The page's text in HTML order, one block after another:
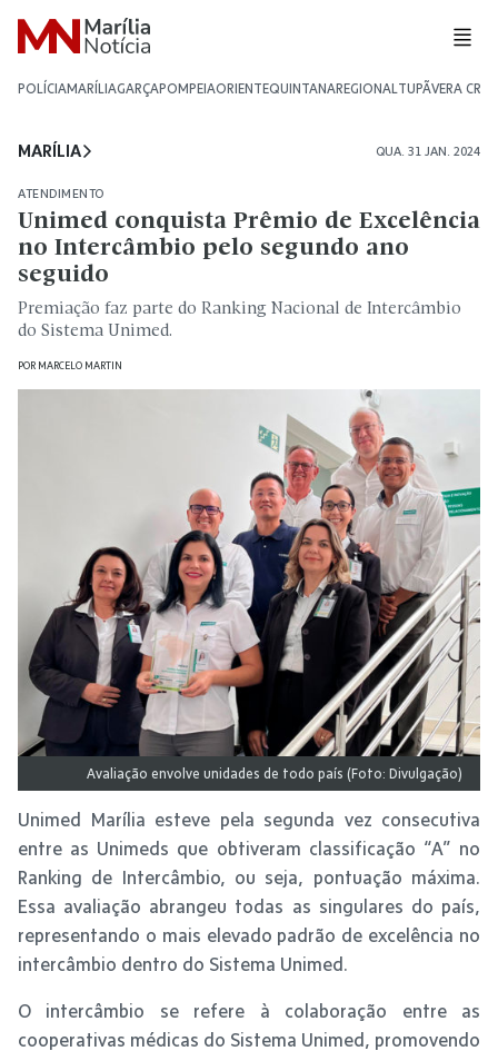
POLÍCIAMARÍLIAGARÇAPOMPEIAORIENTEQUINTANAREGIONALTUPÃVERA CRUZ
MARÍLIA QUA. 31 JAN. 2024
ATENDIMENTO
Unimed conquista Prêmio de Excelência
no Intercâmbio pelo segundo ano
seguido
Premiação faz parte do Ranking Nacional de Intercâmbio
do Sistema Unimed.
POR MARCELO MARTIN
Avaliação envolve unidades de todo país (Foto: Divulgação)
Unimed Marília esteve pela segunda vez consecutiva
entre as Unimeds que obtiveram classificação “A” no
Ranking de Intercâmbio, ou seja, pontuação máxima.
Essa avaliação abrangeu todas as singulares do país,
representando o mais elevado padrão de excelência no
intercâmbio dentro do Sistema Unimed.
O intercâmbio se refere à colaboração entre as
cooperativas médicas do Sistema Unimed, promovendo